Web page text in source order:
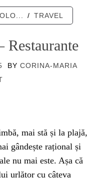
/ TRAVEL
BY CORINA-MARIA
mai stă și la plajă,
gândește rațional și
nu mai este. Așa că
urlător cu câteva